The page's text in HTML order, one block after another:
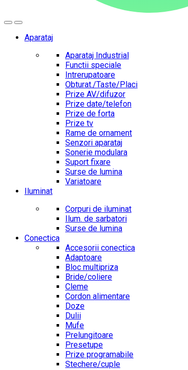
Aparataj
Aparataj Industrial
Functii speciale
Intrerupatoare
Obturat./Taste/Placi
Prize AV/difuzor
Prize date/telefon
Prize de forta
Prize tv
Rame de ornament
Senzori aparataj
Sonerie modulara
Suport fixare
Surse de lumina
Variatoare
Iluminat
Corpuri de iluminat
Ilum. de sarbatori
Surse de lumina
Conectica
Accesorii conectica
Adaptoare
Bloc multipriza
Bride/coliere
Cleme
Cordon alimentare
Doze
Dulii
Mufe
Prelungitoare
Presetupe
Prize programabile
Stechere/cuple